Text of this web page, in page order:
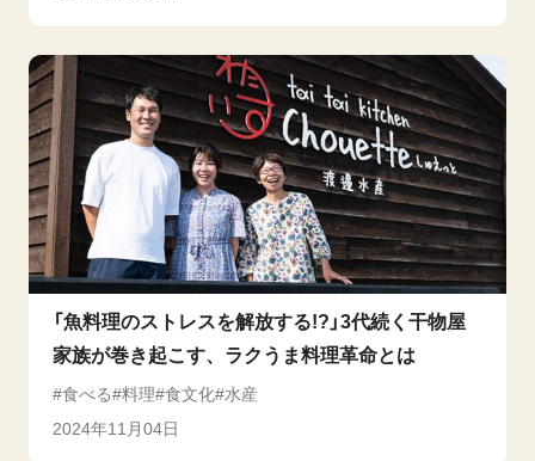
「魚料理のストレスを解放する!?」3代続く干物屋
家族が巻き起こす、ラクうま料理革命とは
食べる 料理 食文化 水産
2024年11月04日